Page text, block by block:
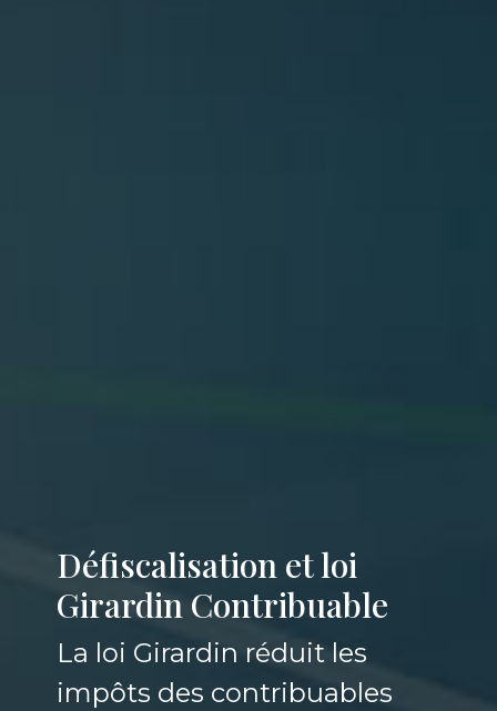
Défiscalisation et loi
Girardin Contribuable
La loi Girardin réduit les
impôts des contribuables